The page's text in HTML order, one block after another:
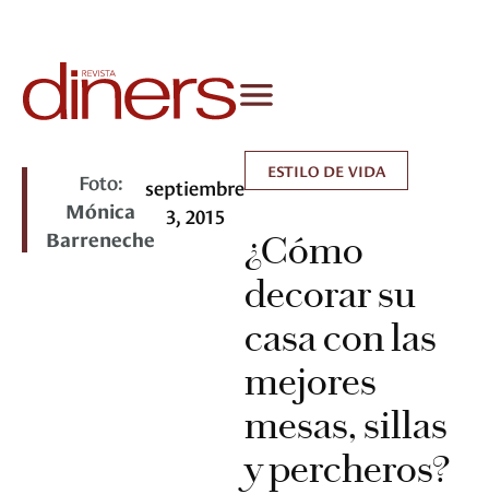
Foto:
Mónica
Barreneche
septiembre
3, 2015
ESTILO DE VIDA
¿Cómo
decorar su
casa con las
mejores
mesas, sillas
y percheros?